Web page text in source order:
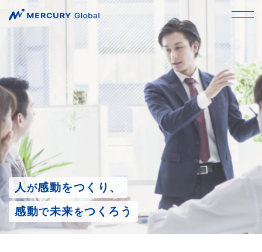
人 が感動をつくり、
感動で未来をつくろう